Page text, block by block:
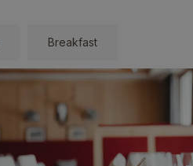
Breakfast